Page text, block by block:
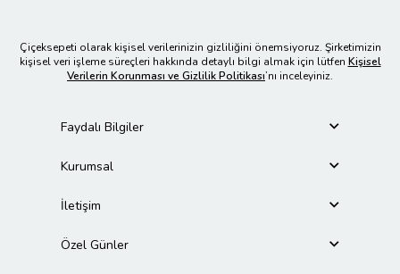
Çiçeksepeti olarak kişisel verilerinizin gizliliğini önemsiyoruz. Şirketimizin
kişisel veri işleme süreçleri hakkında detaylı bilgi almak için lütfen Kişisel
Verilerin Korunması ve Gizlilik Politikası’nı inceleyiniz.
Faydalı Bilgiler
Kurumsal
İletişim
Özel Günler